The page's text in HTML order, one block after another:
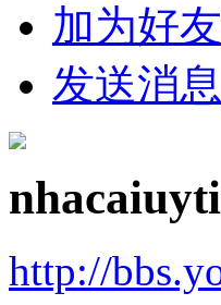
加为好友
发送消息
http://